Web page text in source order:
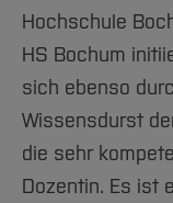
Hochschule
HS Bochum
sich ebenso
Wissensdurst
die sehr
Dozentin. Es ist